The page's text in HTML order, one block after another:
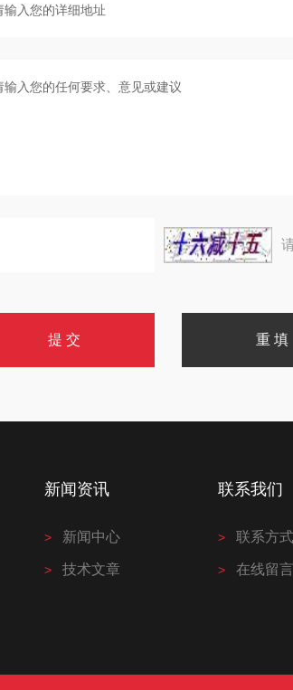
新闻资讯
新闻中心
技术文章
联系我们
联系方式
在线留言